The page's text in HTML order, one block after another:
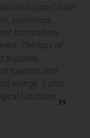
support such
cosmetics,
horticulture,
The loss of
supplies,
tourism, and
energy. It also
functions.